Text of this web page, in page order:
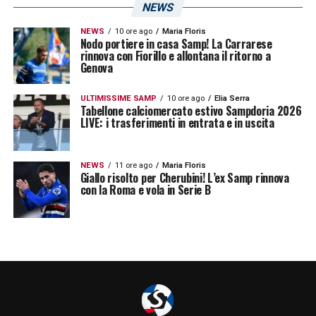
lottare su ogni pallone hanno bilanciato i 3
cartellini gialli e uno rosso, dimostrando un
temperamento che ben si sposa con lo
spirito battagliero della Sampdoria.
Perché Luigi Cherubini è il colpo
ideale
Riprendere Luigi Cherubini significherebbe
consegnare aBernardo Corradi
che non ha bisogno di ambientamento. In un
squadra che ha affrontato la passata
NEWS
NEWS 10 ore ago Maria Floris
Nodo portiere in casa Samp! La Carrarese
rinnova con Fiorillo e allontana il ritorno a
Genova
ULTIMISSIME SAMP 10 ore ago Elia Serra
Tabellone calciomercato estivo Sampdoria 2026
LIVE: i trasferimenti in entrata e in uscita
NEWS 11 ore ago Maria Floris
Giallo risolto per Cherubini! L’ex Samp rinnova
con la Roma e vola in Serie B